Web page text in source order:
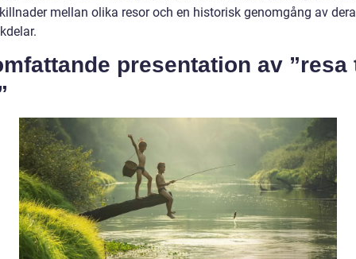
mellan olika resor och en historisk genomgång av
presentation av ”resa